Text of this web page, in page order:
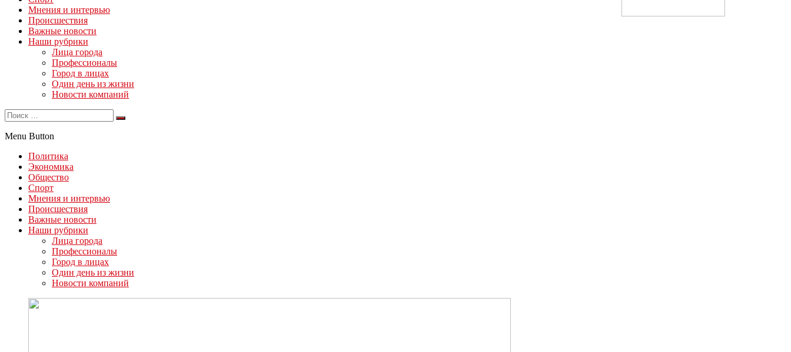
Мнения и интервью
Происшествия
Важные новости
Наши рубрики
Лица города
Профессионалы
Город в лицах
Один день из жизни
Новости компаний
Menu Button
Политика
Экономика
Общество
Спорт
Мнения и интервью
Происшествия
Важные новости
Наши рубрики
Лица города
Профессионалы
Город в лицах
Один день из жизни
Новости компаний